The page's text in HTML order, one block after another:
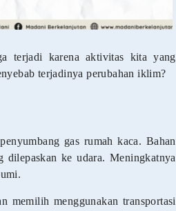
terjadi karena aktivitas kita yang
terjadinya perubahan iklim?
gas rumah kaca. Bahan
ke udara. Meningkatnya
memilih menggunakan transportasi